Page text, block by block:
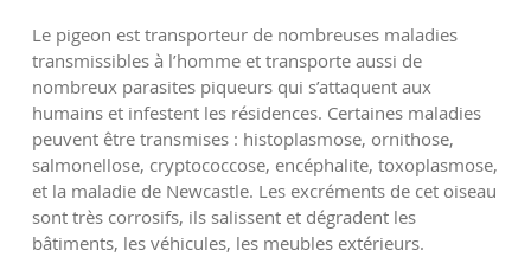
Le pigeon est transporteur de nombreuses maladies
transmissibles à l’homme et transporte aussi de
nombreux parasites piqueurs qui s’attaquent aux
humains et infestent les résidences. Certaines maladies
peuvent être transmises : histoplasmose, ornithose,
salmonellose, cryptococcose, encéphalite, toxoplasmose,
et la maladie de Newcastle. Les excréments de cet oiseau
sont très corrosifs, ils salissent et dégradent les
bâtiments, les véhicules, les meubles extérieurs.